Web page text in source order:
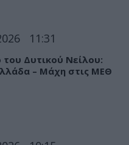
11:31
του Δυτικού Νείλου:
– Μάχη στις ΜΕΘ